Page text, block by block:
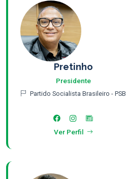
Pretinho
Presidente
Partido Socialista Brasileiro - PSB
Ver Perfil